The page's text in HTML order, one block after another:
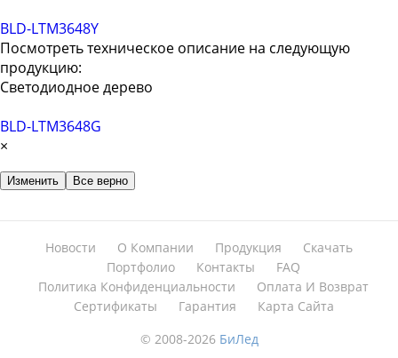
BLD-LTM3648Y
Посмотреть техническое описание на следующую
продукцию:
Светодиодное дерево
BLD-LTM3648G
×
Изменить Все верно
Новости О Компании Продукция
Скачать
Портфолио
Контакты
FAQ
Политика Конфиденциальности
Оплата И Возврат
Сертификаты
Гарантия
Карта Сайта
© 2008-2026 БиЛед